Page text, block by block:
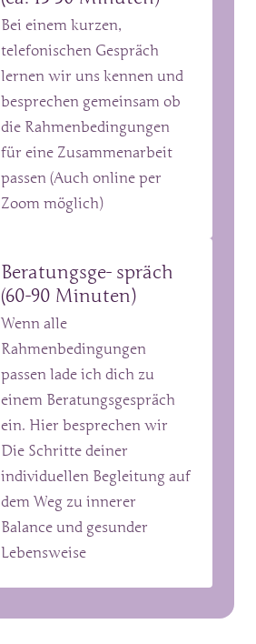
Bei einem kurzen,
telefonischen Gespräch
lernen wir uns kennen und
besprechen gemeinsam ob
die Rahmenbedingungen
für eine Zusammenarbeit
passen (Auch online per
Zoom möglich)
Beratungsge- spräch
(60-90 Minuten)
Wenn alle
Rahmenbedingungen
passen lade ich dich zu
einem Beratungsgespräch
ein. Hier besprechen wir
Die Schritte deiner
individuellen Begleitung auf
dem Weg zu innerer
Balance und gesunder
Lebensweise